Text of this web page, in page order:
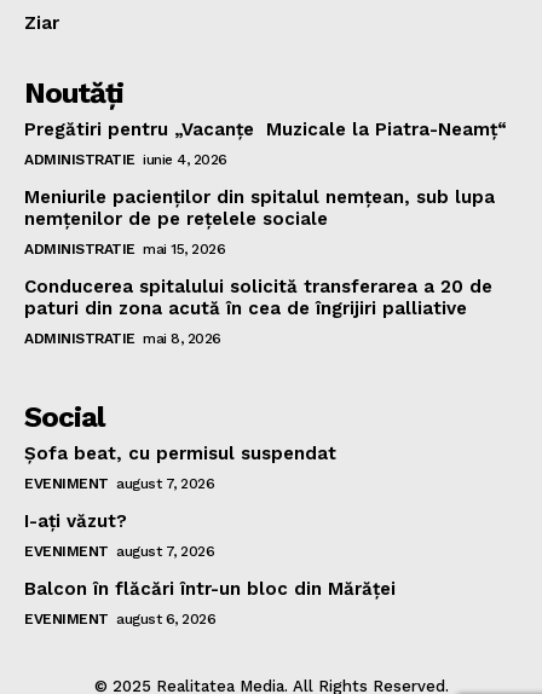
Ziar
Noutăţi
Pregătiri pentru „Vacanţe Muzicale la Piatra-Neamţ“
ADMINISTRATIE iunie 4, 2026
Meniurile pacienţilor din spitalul nemţean, sub lupa
nemţenilor de pe reţelele sociale
ADMINISTRATIE mai 15, 2026
Conducerea spitalului solicită transferarea a 20 de
paturi din zona acută în cea de îngrijiri palliative
ADMINISTRATIE mai 8, 2026
Social
Şofa beat, cu permisul suspendat
EVENIMENT august 7, 2026
I-aţi văzut?
EVENIMENT august 7, 2026
Balcon în flăcări într-un bloc din Mărăţei
EVENIMENT august 6, 2026
© 2025 Realitatea Media. All Rights Reserved.